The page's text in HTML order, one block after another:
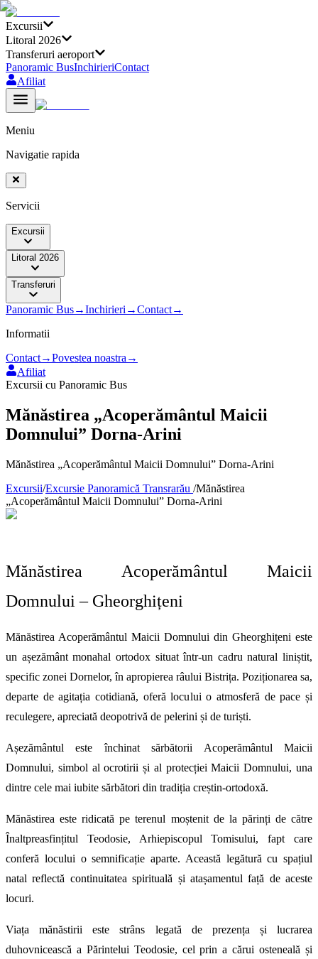
Excursii
Litoral 2026
Transferuri aeroport
Panoramic BusInchirieriContact
Afiliat
Meniu
Navigatie rapida
Servicii
Excursii
Litoral 2026
Transferuri
Panoramic Bus→Inchirieri →Contact→
Informatii
Contact→Povestea noastra →
Afiliat
Excursii cu Panoramic Bus
Mănăstirea „Acoperământul Maicii
Domnului” Dorna-Arini
Mănăstirea „Acoperământul Maicii Domnului” Dorna-Arini
Excursii/Excursie Panoramică Transrarău /Mănăstirea
„Acoperământul Maicii Domnului” Dorna-Arini
Mănăstirea Acoperământul Maicii
Domnului – Gheorghițeni
Mănăstirea Acoperământul Maicii Domnului din Gheorghițeni este
un așezământ monahal ortodox situat într-un cadru natural liniștit,
specific zonei Dornelor, în apropierea râului Bistrița. Poziționarea sa,
departe de agitația cotidiană, oferă locului o atmosferă de pace și
reculegere, apreciată deopotrivă de pelerini și de turiști.
Așezământul este închinat sărbătorii Acoperământul Maicii
Domnului, simbol al ocrotirii și al protecției Maicii Domnului, una
dintre cele mai iubite sărbători din tradiția creștin-ortodoxă.
Mănăstirea este ridicată pe terenul moștenit de la părinți de către
Înaltpreasfințitul Teodosie, Arhiepiscopul Tomisului, fapt care
conferă locului o semnificație aparte. Această legătură cu spațiul
natal reflectă continuitatea spirituală și atașamentul față de aceste
locuri.
Viața mănăstirii este strâns legată de prezența și lucrarea
duhovnicească a Părintelui Teodosie, cel prin a cărui osteneală și